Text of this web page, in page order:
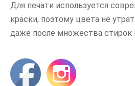
Для печати используется
краски, поэтому цвета не
даже после множества стирок